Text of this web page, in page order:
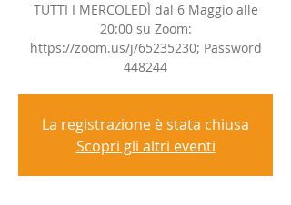
TUTTI I MERCOLEDÌ dal 6 Maggio alle
20:00 su Zoom:
https://zoom.us/j/65235230; Password
448244
La registrazione è stata chiusa
Scopri gli altri eventi